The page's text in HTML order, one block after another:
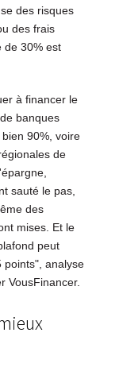
des risques
des frais
de 30% est
à financer le
banques
90%, voire
de
sauté le pas,
des
mises. Et le
peut
points", analyse
VousFinancer.